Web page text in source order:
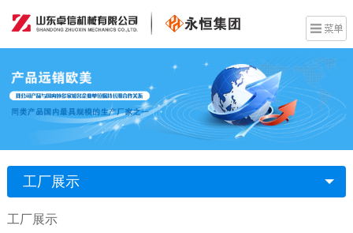
工厂展示
工厂展示